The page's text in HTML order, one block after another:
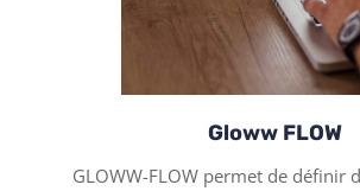
Gloww FLOW
GLOWW-FLOW permet de définir